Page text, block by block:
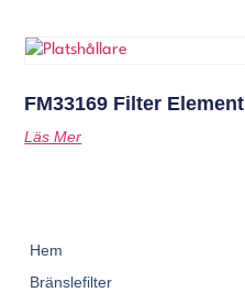
FM33169 Filter Element
Läs Mer
Hem
Bränslefilter